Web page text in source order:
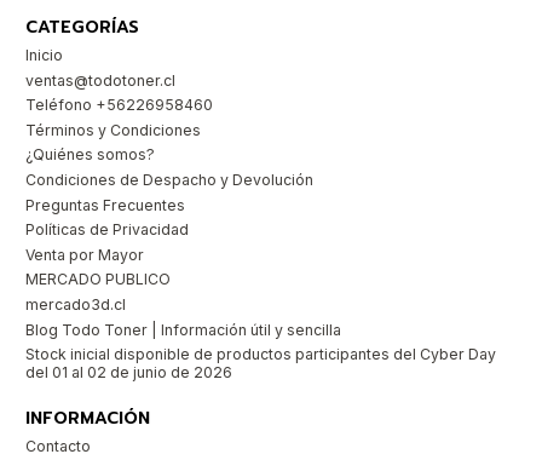
CATEGORÍAS
Inicio
ventas@todotoner.cl
Teléfono +56226958460
Términos y Condiciones
¿Quiénes somos?
Condiciones de Despacho y Devolución
Preguntas Frecuentes
Políticas de Privacidad
Venta por Mayor
MERCADO PUBLICO
mercado3d.cl
Blog Todo Toner | Información útil y sencilla
Stock inicial disponible de productos participantes del Cyber Day
del 01 al 02 de junio de 2026
INFORMACIÓN
Contacto